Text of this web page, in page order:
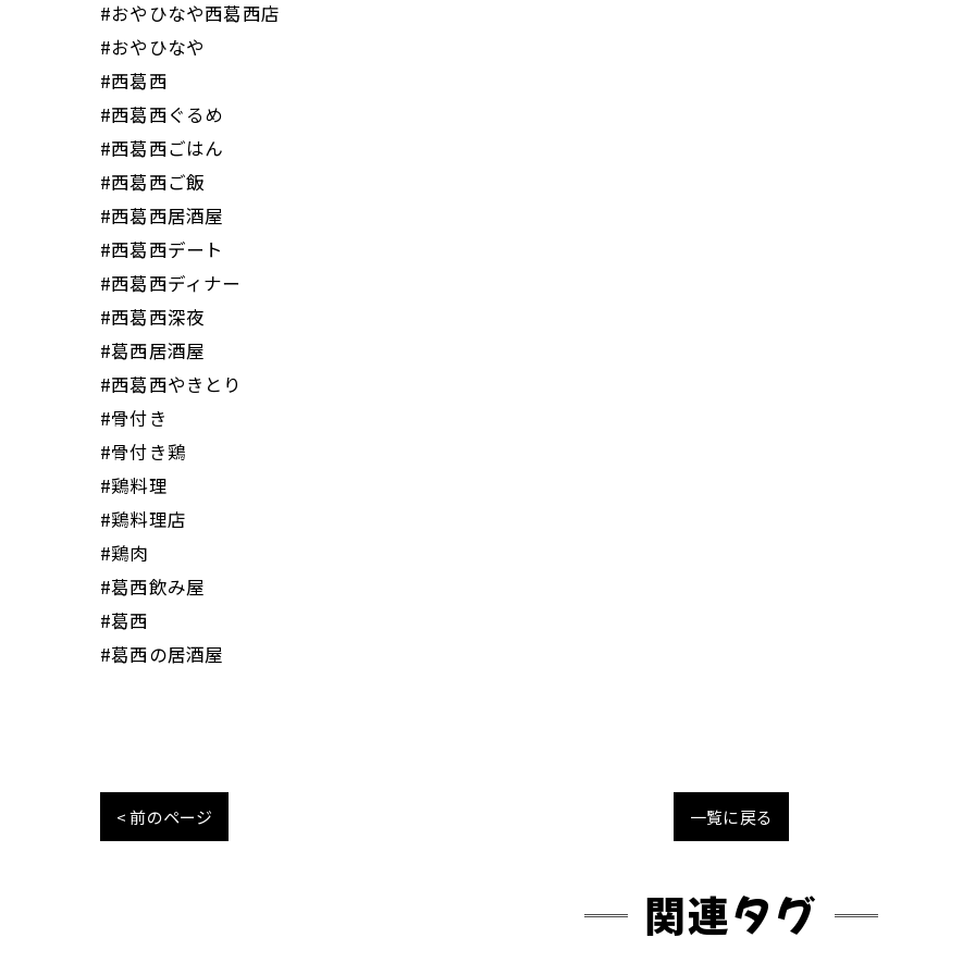
#おやひなや西葛西店
#おやひなや
#西葛西
#西葛西ぐるめ
#西葛西ごはん
#西葛西ご飯
#西葛西居酒屋
#西葛西デート
#西葛西ディナー
#西葛西深夜
#葛西居酒屋
#西葛西やきとり
#骨付き
#骨付き鶏
#鶏料理
#鶏料理店
#鶏肉
#葛西飲み屋
#葛西
#葛西の居酒屋
< 前のページ 一覧に戻る
関連タグ